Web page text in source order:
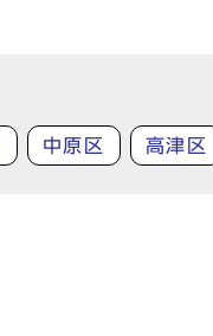
中原区 高津区